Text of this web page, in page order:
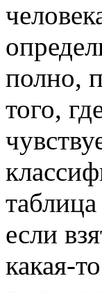
полно,
того,
если
какая-